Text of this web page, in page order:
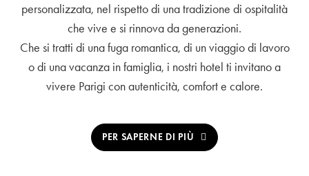
personalizzata, nel rispetto di una tradizione di ospitalità
che vive e si rinnova da generazioni.
Che si tratti di una fuga romantica, di un viaggio di lavoro
o di una vacanza in famiglia, i nostri hotel ti invitano a
vivere Parigi con autenticità, comfort e calore.
PER SAPERNE DI PIÙ